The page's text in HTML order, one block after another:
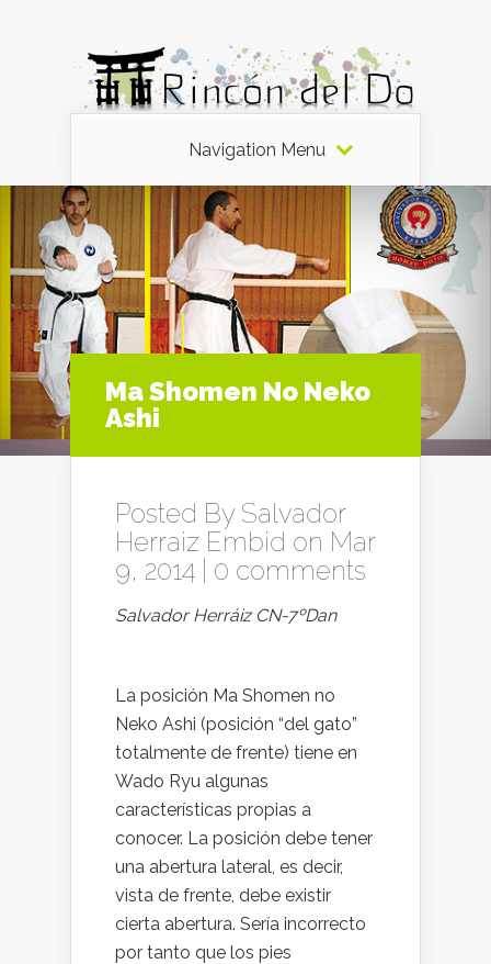
Navigation Menu
Ma Shomen No Neko
Ashi
Posted By Salvador
Herraiz Embid on Mar
9, 2014 | 0 comments
Salvador Herráiz CN-7ºDan
La posición Ma Shomen no
Neko Ashi (posición “del gato”
totalmente de frente) tiene en
Wado Ryu algunas
características propias a
conocer. La posición debe tener
una abertura lateral, es decir,
vista de frente, debe existir
cierta abertura. Sería incorrecto
por tanto que los pies